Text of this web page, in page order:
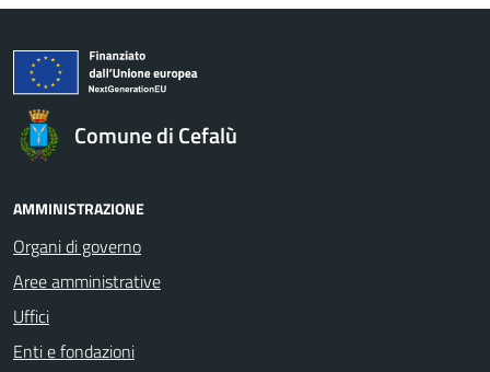
Comune di Cefalù
AMMINISTRAZIONE
Organi di governo
Aree amministrative
Uffici
Enti e fondazioni